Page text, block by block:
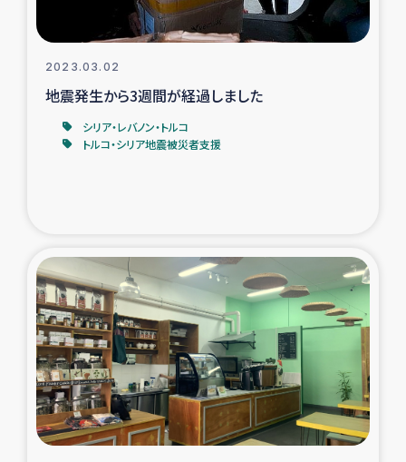
ベイルート大規模爆発被災者支援
2023.03.02
地震発生から3週間が経過しました
シリア・レバノン・トルコ
トルコ・シリア地震被災者支援